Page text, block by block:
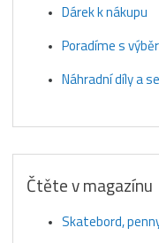
Dárek k nákupu
Poradíme s
Náhradní díly a
Čtěte v magazínu
Skatebord,